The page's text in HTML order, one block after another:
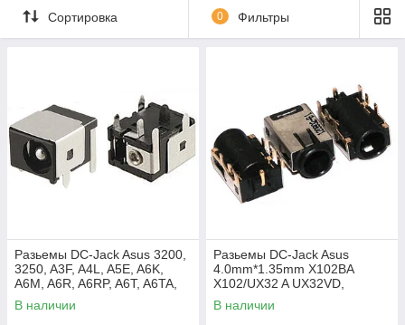
Сортировка 0 Фильтры
Разьемы DC-Jack Asus 3200,
3250, A3F, A4L, A5E, A6K,
A6M, A6R, A6RP, A6T, A6TA,
A6TC, A6VM, F3, F3E, F3F,
F3H,
В наличии
Разьемы DC-Jack Asus
4.0mm*1.35mm X102BA
X102/UX32 A UX32VD,
UX42VS, UX52VS, UX31E,
S200E, UX21E UX31 A,
В наличии